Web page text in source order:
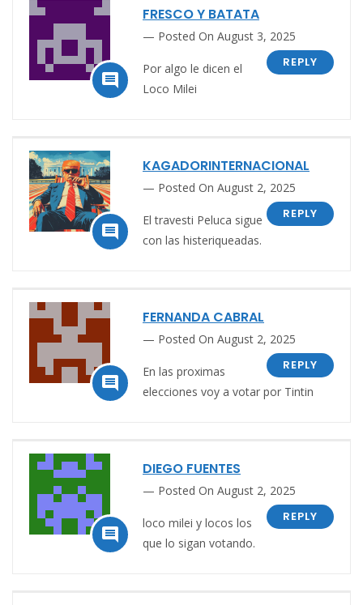

FRESCO Y BATATA
Posted On August 3, 2025
REPLY
Por algo le dicen el
Loco Milei

KAGADORINTERNACIONAL
Posted On August 2, 2025
REPLY
El travesti Peluca sigue
con las histeriqueadas.

FERNANDA CABRAL
Posted On August 2, 2025
REPLY
En las proximas
elecciones voy a votar por Tintin

DIEGO FUENTES
Posted On August 2, 2025
REPLY
loco milei y locos los
que lo sigan votando.